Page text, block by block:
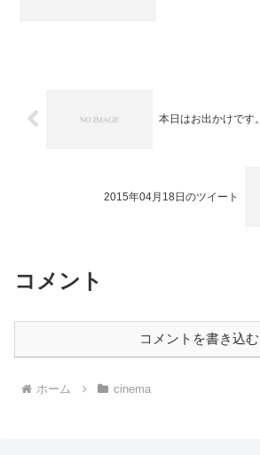
本日はお出かけです。
2015年04月18日のツイート
コメント
コメントを書き込む
ホーム cinema